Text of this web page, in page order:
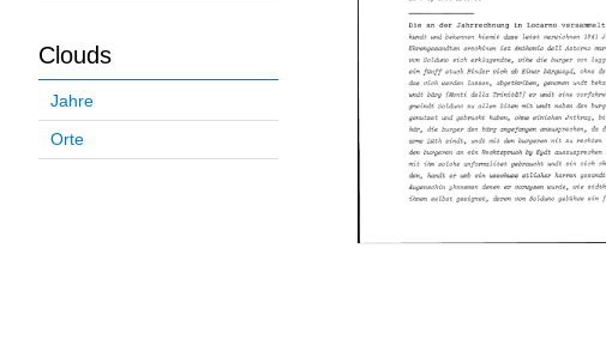
Clouds
Jahre
Orte